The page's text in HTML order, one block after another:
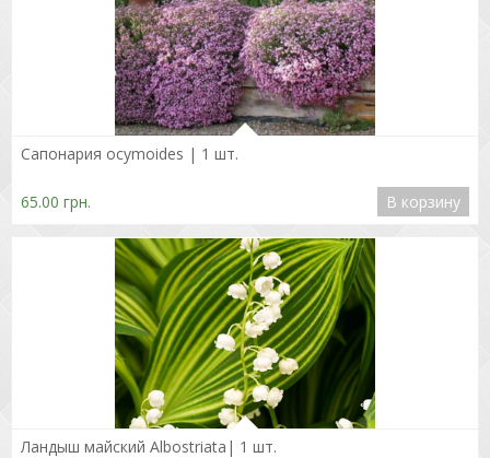
Подробнее
Сапонария ocymoides | 1 шт.
65.00 грн. В корзину
Подробнее
Ландыш майский Albostriata| 1 шт.